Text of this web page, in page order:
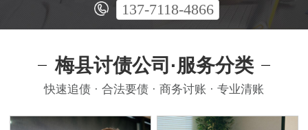
137-7118-4866
梅县讨债公司·服务分类
快速追债 · 合法要债 · 商务讨账 · 专业清账